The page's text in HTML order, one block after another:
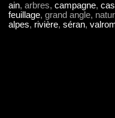
ain, arbres, campagne,
feuillage, grand angle,
alpes, rivière, séran,